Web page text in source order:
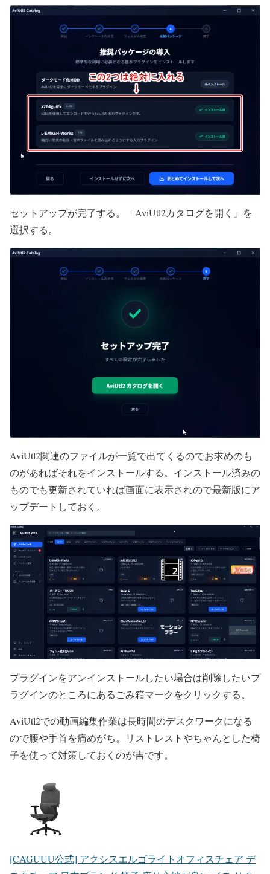
セットアップが完了する。「AviUtl2カタログを開く」を
選択する。
AviUtl2関連のファイルが一覧で出てくるのでお求めのも
のがあればそれをインストールする。インストール済みの
ものでも更新されていれば画面に表示されので最新版にア
ップデートしておく。
プラグインをアンインストールしたい場合は削除したいプ
ラグインのところにあるごみ箱マークをクリックする。
AviUtl2での動画編集作業は長時間のデスクワークになる
ので腰や手首を痛めがち。リストレストやちゃんとした椅
子を使って対策しておくのが吉です。
[CAGUUU公式] アクシスエルゴライトオフィスチェア デ